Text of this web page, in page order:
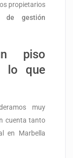
propietarios
de gestión
piso
lo que
muy
cuenta tanto
en Marbella